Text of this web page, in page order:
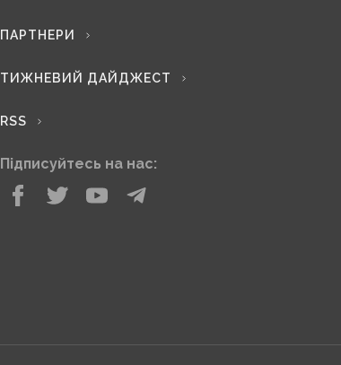
ПАРТНЕРИ
ТИЖНЕВИЙ ДАЙДЖЕСТ
RSS
Підписуйтесь на нас: